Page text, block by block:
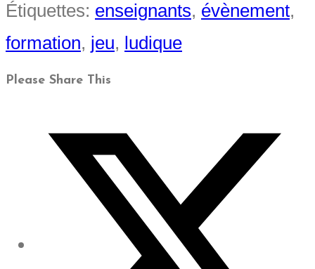
Étiquettes: enseignants, évènement,
formation, jeu, ludique
Please Share This